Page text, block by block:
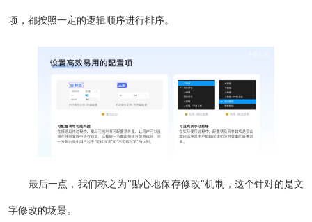
项，都按照一定的逻辑顺序进行排序。
最后一点，我们称之为"贴心地保存修改"机制，这个针对的是文
字修改的场景。